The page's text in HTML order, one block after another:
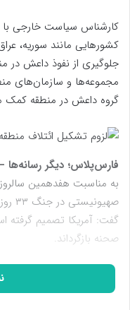
کارشناس سیاست خارجی با
کشورهایی مانند سوریه،
جلوگیری از نفوذ داعش در
مجموعه‌ها و سازمان‌های
گروه داعش در منطقه کمک
فارس‌پلاس؛ دیگر رسانه‌ها
به مناسبت هفدهمین سالروز
گفت: آمریکا تصمیم گرفته
صحنه بازگرداند.
حسن هانی‌زاده، کارشناس
منتشر شده از سوی سیدحسن